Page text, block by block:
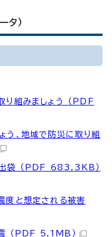
タ）
組みましょう （PDF
、地域で防災に取り組
袋 （PDF 683.3KB）
度と想定される被害
（PDF 5.1MB）